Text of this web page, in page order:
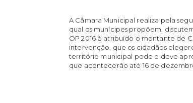
A Câmara Municipal realiza pela
qual os munícipes propõem,
OP 2016 é atribuído o montante de
intervenção, que os cidadãos
território municipal pode e deve
que acontecerão até 16 de